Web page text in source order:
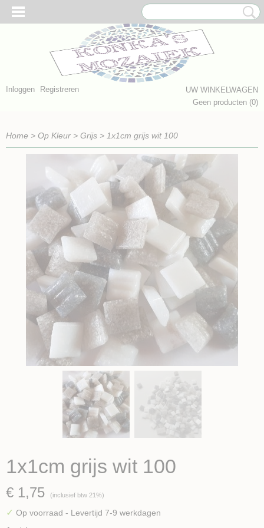
Inloggen Registreren
UW WINKELWAGEN
Geen producten (0)
Home > Op Kleur > Grijs > 1x1cm grijs wit 100
1x1cm grijs wit 100
€ 1,75 (inclusief btw 21%)
✓ Op voorraad - Levertijd 7-9 werkdagen